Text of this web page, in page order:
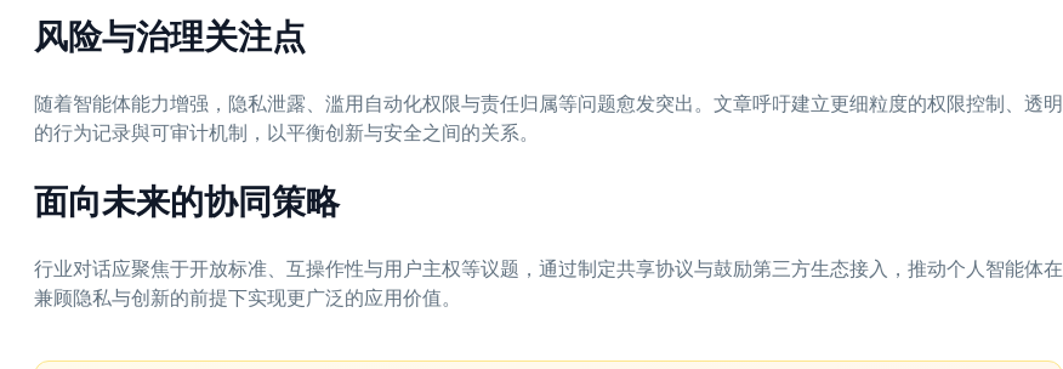
风险与治理关注点
随着智能体能力增强，隐私泄露、滥用自动化权限与责任归属等问题愈发突出。文章呼吁建立更细粒度的权限控制、透明
的行为记录與可审计机制，以平衡创新与安全之间的关系。
面向未来的协同策略
行业对话应聚焦于开放标准、互操作性与用户主权等议题，通过制定共享协议与鼓励第三方生态接入，推动个人智能体在
兼顾隐私与创新的前提下实现更广泛的应用价值。